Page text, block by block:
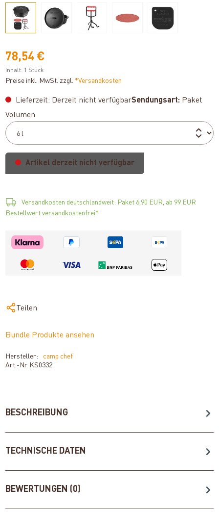
78,54 €
Inhalt: 1 Stück
Preise inkl. MwSt. zzgl. *Versandkosten
Lieferzeit: Derzeit nicht verfügbarSendungsart: Paket
Volumen
Artikel derzeit nicht verfügbar
Versandkosten deutschlandweit: Paket 6,90 EUR, ab 99 EUR
Bestellwert versandkostenfrei*
Teilen
Bundle Produkte ansehen
Hersteller:
camp chef
Art.-Nr. KS0332
BESCHREIBUNG
TECHNISCHE DATEN
BEWERTUNGEN (0)